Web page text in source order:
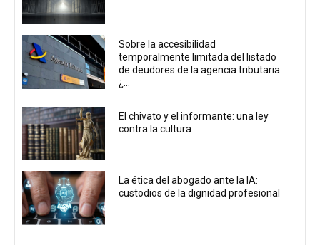
Sobre la accesibilidad
temporalmente limitada del listado
de deudores de la agencia tributaria.
¿...
El chivato y el informante: una ley
contra la cultura
La ética del abogado ante la IA:
custodios de la dignidad profesional